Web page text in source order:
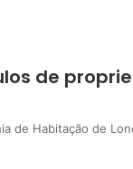
de
de Habitação de